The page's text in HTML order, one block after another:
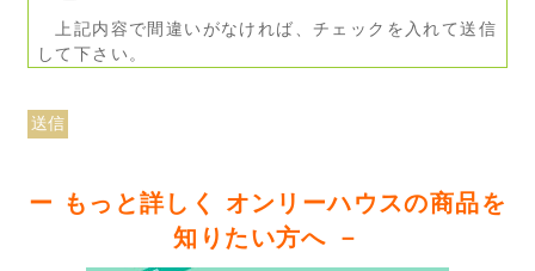
上記内容で間違いがなければ、チェックを入れて送信
して下さい。
ー もっと詳しく オンリーハウスの商品を
知りたい方へ －